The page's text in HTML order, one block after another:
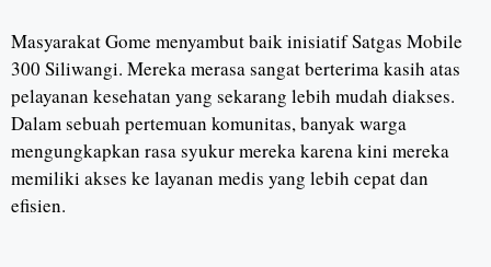
Masyarakat Gome menyambut baik inisiatif Satgas Mobile
300 Siliwangi. Mereka merasa sangat berterima kasih atas
pelayanan kesehatan yang sekarang lebih mudah diakses.
Dalam sebuah pertemuan komunitas, banyak warga
mengungkapkan rasa syukur mereka karena kini mereka
memiliki akses ke layanan medis yang lebih cepat dan
efisien.